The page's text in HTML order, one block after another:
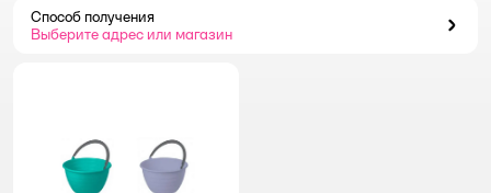
Способ получения
Выберите адрес или магазин